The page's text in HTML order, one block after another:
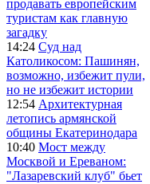
продавать европейским
туристам как главную
загадку
14:24 Суд над
Католикосом: Пашинян,
возможно, избежит пули,
но не избежит истории
12:54 Архитектурная
летопись армянской
общины Екатеринодара
10:40 Мост между
Москвой и Ереваном:
"Лазаревский клуб" бьет